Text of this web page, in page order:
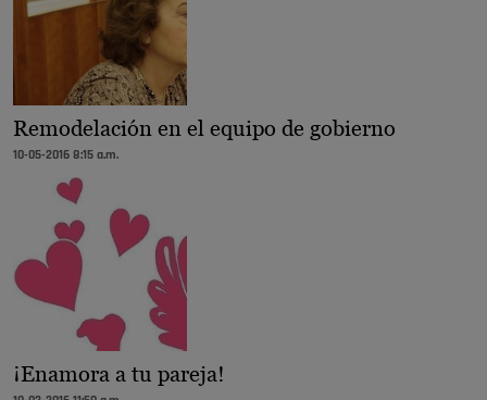
Remodelación en el equipo de gobierno
10-05-2016 8:15 a.m.
¡Enamora a tu pareja!